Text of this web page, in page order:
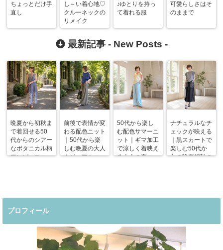
ちょっとだけ手
直し
し～い着心地♡
クルーネックの
リメイク
♪ゆとりを持っ
て着れる服
可愛らしさはそ
のままで
最新記事 - New Posts -
晩夏から初秋ま
で着回せる50
代からのシアー
なボタニカル柄
ワンピースコー
前後で表情が変
わる配色ニット
｜50代から楽
しむ晩夏の大人
カジュアルコー
50代から楽し
む配色サマーニ
ット｜ギマ加工
で涼しく着映え
る大人の夏コー
ナチュラルなチ
ェックが映える
｜黒スカートで
楽しむ50代か
らの晩夏初秋の
プロフィール